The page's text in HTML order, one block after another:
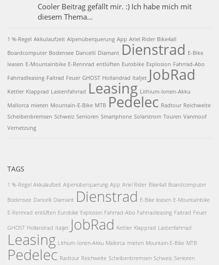
Cooler Beitrag gefällt mir. :) Ich habe mich mit
diesem Thema...
1 %-Regel Akkulaufzeit Alpenüberquerung App Ariel Rider Bike4all
Boardcomputer Bodensee Dancelli Diamant Dienstrad E-Bike
leasen E-Mountainbike E-Rennrad entlüften Eurobike Explosion Fahrrad-Abo
Fahrradleasing Faltrad Feuer GHOST Hollandrad Italjet JobRad
Kettler Klapprad Lastenfahrrad Leasing Lithium-Ionen-Akku
Mallorca mieten Mountain-E-Bike MTB Pedelec Radtour Reichweite
Scheibenbremsen Schweiz Senioren Smartphone Solarstrom Touren Vanmoof
Vernetzung
TAGS
1 %-Regel Akkulaufzeit Alpenüberquerung App Ariel Rider Bike4all Boardcomputer
Bodensee Dancelli Diamant Dienstrad E-Bike leasen E-Mountainbike
E-Rennrad entlüften Eurobike Explosion Fahrrad-Abo Fahrradleasing Faltrad Feuer
GHOST Hollandrad Italjet JobRad Kettler Klapprad Lastenfahrrad
Leasing Lithium-Ionen-Akku Mallorca mieten Mountain-E-Bike MTB
Pedelec Radtour Reichweite Scheibenbremsen Schweiz Senioren